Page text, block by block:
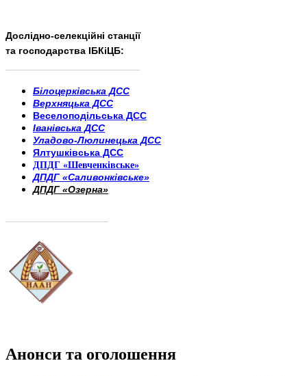
Дослідно-селекційні станції
та господарства ІБКіЦБ:
Білоцерківська ДСС
Верхняцька ДСС
Веселоподільська ДСС
Іванівська ДСС
Уладово-Люлинецька ДСС
Ялтушківська ДСС
ДПДГ «Шевченківське»
ДПДГ «Саливонківське»
ДПДГ «Озерна»
Анонси та оголошення